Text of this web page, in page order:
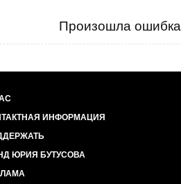
Произошла ошибка
ИНФОРМАЦИЯ
ЮРИЯ БУТУСОВА